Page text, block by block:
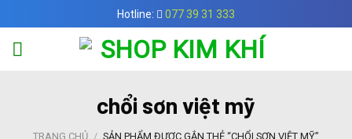
to
content
Hotline: 077 39 31 333
chổi sơn việt mỹ
TRANG CHỦ / SẢN PHẨM ĐƯỢC GẮN THẺ “CHỔI SƠN VIỆT MỸ”